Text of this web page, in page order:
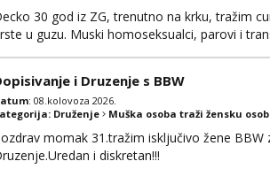
30 god iz ZG, trenutno na krku, tražim
u guzu. Muski homoseksualci, parovi i
i Druzenje s BBW
: 08.kolovoza 2026.
Druženje Muška osoba traži žensku
momak 31.tražim isključivo žene
i diskretan!!!